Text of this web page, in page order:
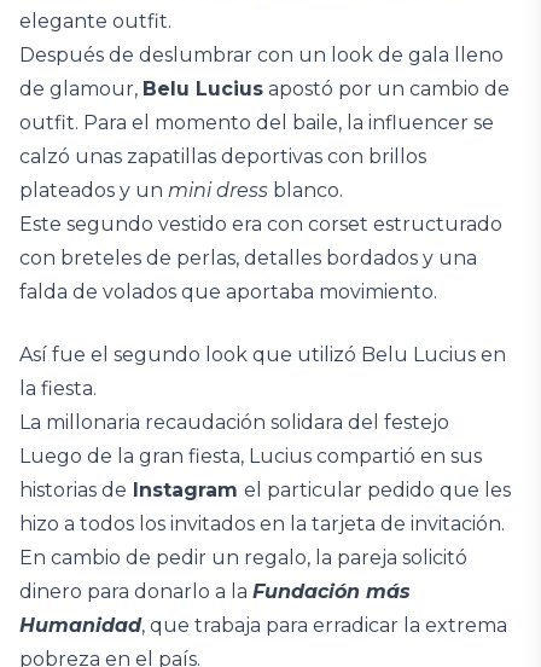
elegante outfit.
Después de deslumbrar con un look de gala lleno
de glamour, Belu Lucius apostó por un cambio de
outfit. Para el momento del baile, la influencer se
calzó unas zapatillas deportivas con brillos
plateados y un mini dress blanco.
Este segundo vestido era con corset estructurado
con breteles de perlas, detalles bordados y una
falda de volados que aportaba movimiento.
Así fue el segundo look que utilizó Belu Lucius en
la fiesta.
La millonaria recaudación solidara del festejo
Luego de la gran fiesta, Lucius compartió en sus
historias de Instagram el particular pedido que les
hizo a todos los invitados en la tarjeta de invitación.
En cambio de pedir un regalo, la pareja solicitó
dinero para donarlo a la Fundación más
Humanidad, que trabaja para erradicar la extrema
pobreza en el país.